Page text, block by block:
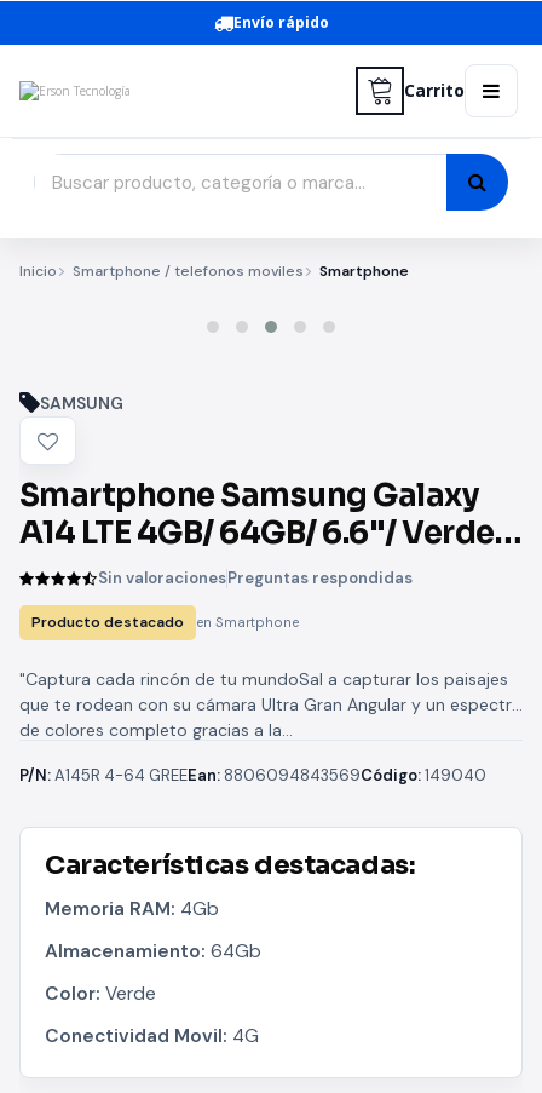
Envío rápido
Carrito
Inicio Smartphone / telefonos moviles Smartphone
SAMSUNG
Smartphone Samsung Galaxy
A14 LTE 4GB/ 64GB/ 6.6"/ Verde
ClaroSin valoracionesPreguntas respondidas
Producto destacado en Smartphone
"Captura cada rincón de tu mundoSal a capturar los paisajes
que te rodean con su cámara Ultra Gran Angular y un espectro
de colores completo gracias a la...
P/N:A145R 4-64 GREEEan: 8806094843569Código:149040
Características destacadas:
Memoria RAM: 4Gb
Almacenamiento: 64Gb
Color: Verde
Conectividad Movil: 4G